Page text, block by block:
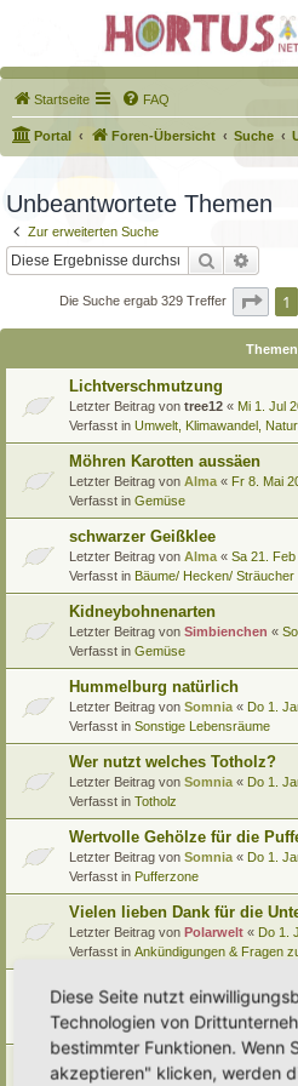
Startseite FAQ
Portal Foren-Übersicht Suche
Unbeantwortete Themen
Zur erweiterten Suche
Suche
Die Suche ergab 329 Treffer Seite
1
Themen
Lichtverschmutzung
Letzter Beitrag von tree12 « Mi 1. Jul
Verfasst in Umwelt, Klimawandel, Natur
Möhren Karotten aussäen
Letzter Beitrag von Alma « Fr 8. Mai
Verfasst in Gemüse
schwarzer Geißklee
Letzter Beitrag von Alma « Sa 21.
Verfasst in Bäume/ Hecken/ Sträucher
Kidneybohnenarten
Letzter Beitrag von Simbienchen «
Verfasst in Gemüse
Hummelburg natürlich
Letzter Beitrag von Somnia « Do 1.
Verfasst in Sonstige Lebensräume
Wer nutzt welches Totholz?
Letzter Beitrag von Somnia « Do 1.
Verfasst in Totholz
Wertvolle Gehölze für die
Letzter Beitrag von Somnia « Do 1.
Verfasst in Pufferzone
Vielen lieben Dank für die
Letzter Beitrag von Polarwelt « Do 1.
Verfasst in Ankündigungen & Fragen
Pflanzenportrait (9): Quitte
Letzter Beitrag von Ann1981«Mi 24.
Verfasst inPflanzenportraits/
Video Empfehlung (nicht nur)
Letzter Beitrag vonMiri « Di 23. Dez
Diese Seite nutzt
Technologien von
bestimmter Funktionen. Wenn
akzeptieren" klicken, werden